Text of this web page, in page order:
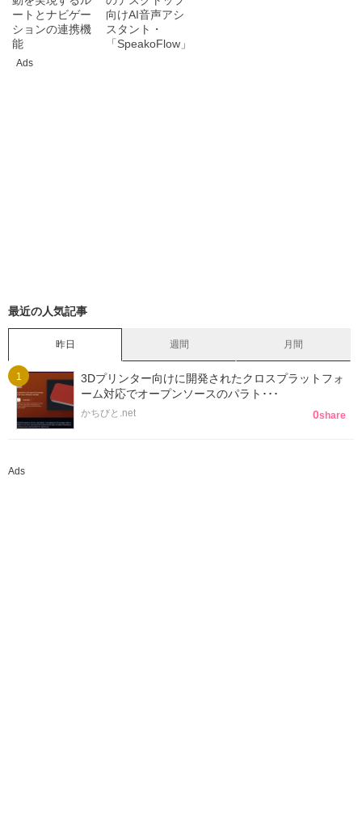
ートとナビゲー
ションの連携機
能
向けAI音声アシ
スタント・
「SpeakoFlow」
Ads
最近の人気記事
昨日 週間 月間
3Dプリンター向けに開発されたクロスプラットフォ
ーム対応でオープンソースのパラト･･･
かちびと.net 0share
Ads